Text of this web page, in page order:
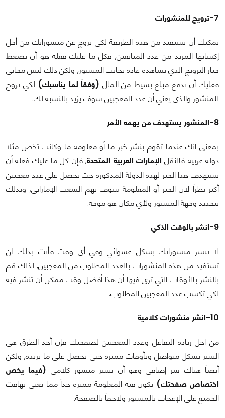
7-ترويج للمنشورات
يمكنك أن تستفيد من هذه الطريقة لكي تروج عن منشوراتك من أجل
إكسابها المزيد من عدد المتابعين, فكل ما عليك فعله هو أن تصغط
خيار الترويج الذي تشاهده عادة بجانب المنشور, ولكن ذلك ليس مجاني
فعليك أن تدفع مبلغ بسيط من المال (وفقاً لما يناسبك) لكي تروج
للمنشور والذي يعني أن عدد المعجبين سوف يزيد بالنسبة لك.
8-المنشور يستهدف من يهمه الأمر
بمعنى انك عندما تقوم بنشر خبر ما أو معلومة ما وكانت تخص مثلا
دولة عربية فالنقل الإمارات العربية المتحدة, فإن كل ما عليك فعله أن
تستهدف هذا الخبر لهذه الدولة المذكورة حت تحصل على عدد معجبين
أكبر نظراً لان الخبر أو المعلومة سوف تهم الشعب الإماراتي, وبذلك
بتحديد وجهة المنشور ولأي مكان هو موجه.
9-انشر بالوقت الذكي
لا تنشر منشوراتك بشكل عشوائي وفي أي وقت فأنت بذلك لن
تستفيد من هذه المنشورات بالعدد المطلوب من المعجبين, لذلك قم
بالنشر بالأوقات التي ترى فيها أن هذا أفضل وقت ممكن أن تنشر فيه
لكي تكسب عدد المعجبين المطلوب.
10-انشر منشورات كلامية
من اجل زيادة التفاعل وعدد المعجبين لصفحتك فإن أحد الطرق هي
النشر بشكل متواصل وبأوقات مميزة حتى تحصل على ما تريده, ولكن
أيضاً هناك سر إضافي وهو أن تنشر منشور كلامي (فيما يخص
اختصاص صفحتك) تكون فيه المعلومة مميزة جداً مما يعني تهافت
الجميع على الإعجاب بالمنشور ولاحقاً بالصفحة.